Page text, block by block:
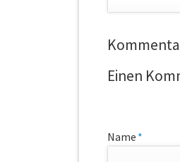
Einen
Pflichtfeld
Name *